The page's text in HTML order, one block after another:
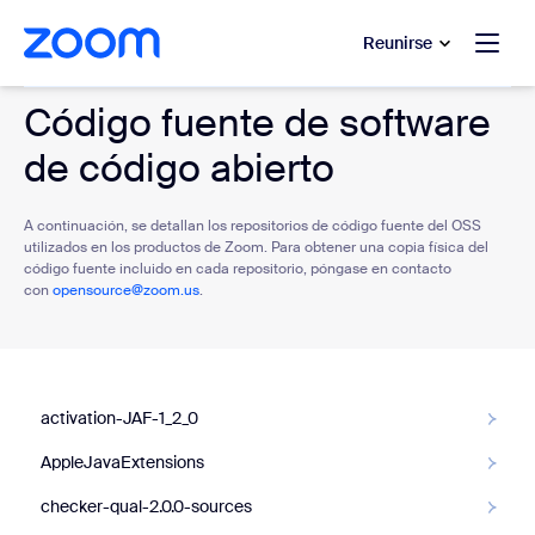
contenido principal
al chat de ayuda Reunirse
Código fuente de software
de código abierto
A continuación, se detallan los repositorios de código fuente del OSS
utilizados en los productos de Zoom. Para obtener una copia física del
código fuente incluido en cada repositorio, póngase en contacto
conopensource@zoom.us.
activation-JAF-1_2_0
AppleJavaExtensions
checker-qual-2.0.0-sources